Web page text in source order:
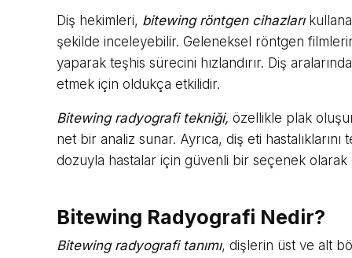
Diş hekimleri, bitewing röntgen cihazları
şekilde inceleyebilir. Geleneksel röntgen
yaparak teşhis sürecini hızlandırır. Diş
etmek için oldukça etkilidir.
Bitewing radyografi tekniği, özellikle plak
net bir analiz sunar. Ayrıca, diş eti
dozuyla hastalar için güvenli bir seçenek olarak
Bitewing Radyografi Nedir?
Bitewing radyografi tanımı, dişlerin üst ve alt